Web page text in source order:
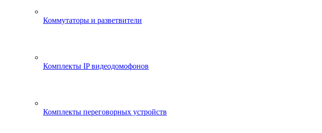
Коммутаторы и разветвители
Комплекты IP видеодомофонов
Комплекты переговорных устройств